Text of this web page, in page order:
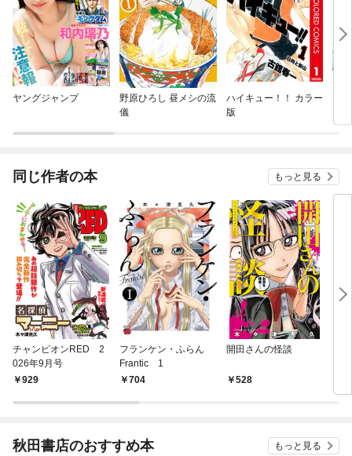
ヤングジャンプ
野原ひろし 昼メシの流
儀
ハイキュー！！ カラー
版
同じ作者の本 もっと見る
チャンピオンRED 2
026年9月号
929
フランケン・ふらん
Frantic 1
704
開田さんの怪談
528
秋田書店のおすすめ本 もっと見る